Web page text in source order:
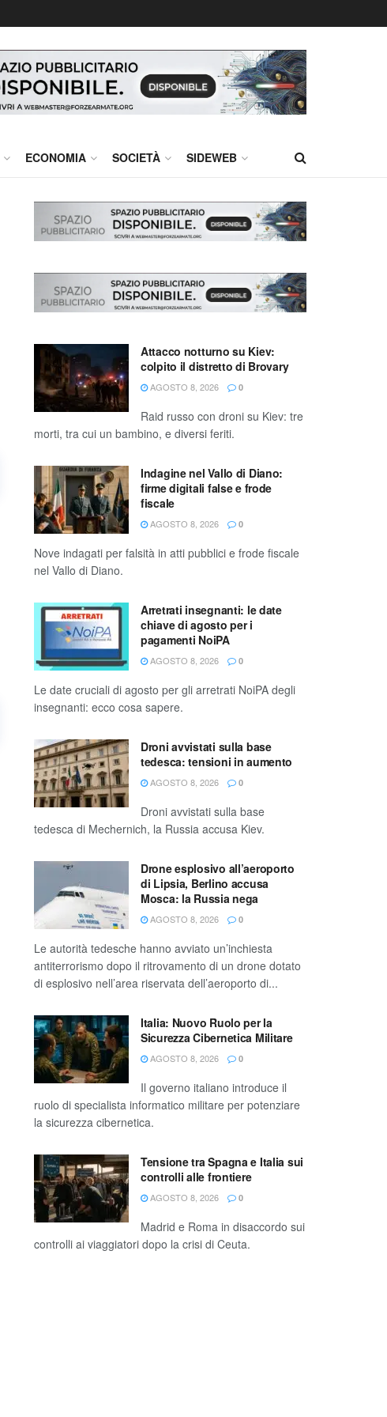
ECONOMIA SOCIETÀ SIDEWEB
Attacco notturno su Kiev:
colpito il distretto di Brovary
AGOSTO 8, 2026 0
Raid russo con droni su Kiev: tre
morti, tra cui un bambino, e diversi feriti.
Indagine nel Vallo di Diano:
firme digitali false e frode
fiscale
AGOSTO 8, 2026 0
Nove indagati per falsità in atti pubblici e frode fiscale
nel Vallo di Diano.
Arretrati insegnanti: le date
chiave di agosto per i
pagamenti NoiPA
AGOSTO 8, 2026 0
Le date cruciali di agosto per gli arretrati NoiPA degli
insegnanti: ecco cosa sapere.
Droni avvistati sulla base
tedesca: tensioni in aumento
AGOSTO 8, 2026 0
Droni avvistati sulla base
tedesca di Mechernich, la Russia accusa Kiev.
Drone esplosivo all’aeroporto
di Lipsia, Berlino accusa
Mosca: la Russia nega
AGOSTO 8, 2026 0
Le autorità tedesche hanno avviato un’inchiesta
antiterrorismo dopo il ritrovamento di un drone dotato
di esplosivo nell’area riservata dell’aeroporto di...
Italia: Nuovo Ruolo per la
Sicurezza Cibernetica Militare
AGOSTO 8, 2026 0
Il governo italiano introduce il
ruolo di specialista informatico militare per potenziare
la sicurezza cibernetica.
Tensione tra Spagna e Italia sui
controlli alle frontiere
AGOSTO 8, 2026 0
Madrid e Roma in disaccordo sui
controlli ai viaggiatori dopo la crisi di Ceuta.